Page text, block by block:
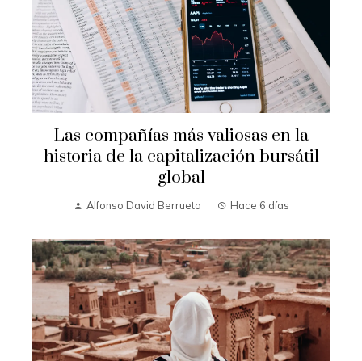
Las compañías más valiosas en la
historia de la capitalización bursátil
global
Alfonso David Berrueta Hace 6 días